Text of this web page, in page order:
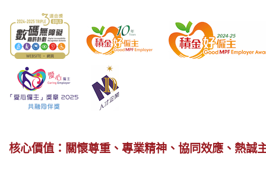
核心價值：關懷尊重、專業精神、協同效應、熱誠